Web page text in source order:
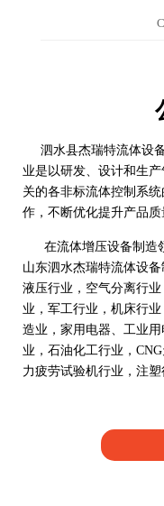
泗水县杰瑞特流体设
业是以研发、设计和生
关的各非标流体控制系
作，不断优化提升产品质
在流体增压设备制造
山东泗水杰瑞特流体设
液压行业，空气分离行
业，军工行业，机床行
造业，家用电器、工业
业，石油化工行业，
力疲劳试验机行业，注